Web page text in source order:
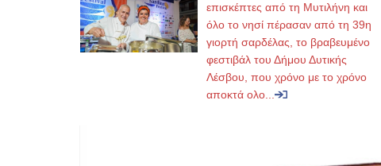
επισκέπτες από τη Μυτιλήνη και
όλο το νησί πέρασαν από τη 39η
γιορτή σαρδέλας, το βραβευμένο
φεστιβάλ του Δήμου Δυτικής
Λέσβου, που χρόνο με το χρόνο
αποκτά ολο...